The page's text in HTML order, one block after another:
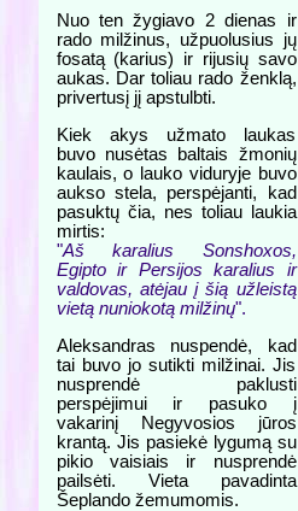
Nuo ten žygiavo 2 dienas ir
rado milžinus, užpuolusius jų
fosatą (karius) ir rijusių savo
aukas. Dar toliau rado ženklą,
privertusį jį apstulbti.
Kiek akys užmato laukas
buvo nusėtas baltais žmonių
kaulais, o lauko viduryje buvo
aukso stela, perspėjanti, kad
pasuktų čia, nes toliau laukia
mirtis:
"Aš karalius Sonshoxos,
Egipto ir Persijos karalius ir
valdovas, atėjau į šią užleistą
vietą nuniokotą milžinų".
Aleksandras nuspendė, kad
tai buvo jo sutikti milžinai. Jis
nusprendė paklusti
perspėjimui ir pasuko į
vakarinį Negyvosios jūros
krantą. Jis pasiekė lygumą su
pikio vaisiais ir nusprendė
pailsėti. Vieta pavadinta
Šeplando žemumomis.